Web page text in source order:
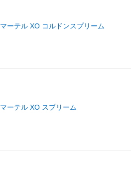
マーテル XO コルドンスプリーム
マーテル XO スプリーム